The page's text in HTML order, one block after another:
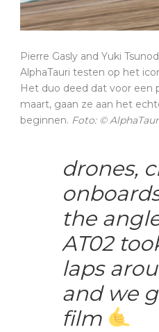
Pierre Gasly and Yuki
AlphaTauri testen op het
Het duo deed dat voor een
maart, gaan ze aan het
beginnen. Foto: ©
drones,
the
AT02
laps
and we
film